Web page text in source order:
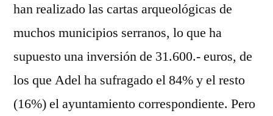
han realizado las cartas arqueológicas de
muchos municipios serranos, lo que ha
supuesto una inversión de 31.600.- euros, de
los que Adel ha sufragado el 84% y el resto
(16%) el ayuntamiento correspondiente. Pero